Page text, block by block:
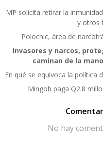
MP solicita retirar la
y otros
Polochic, área de
Invasores y narcos,
caminan de la
En qué se equivoca la política
Mingob paga Q2.8
No hay